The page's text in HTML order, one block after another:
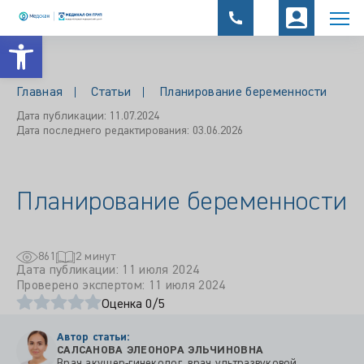
Открыть панель инструментов
Главная Статьи Планирование беременности
Дата публикации: 11.07.2024
Дата последнего редактирования: 03.06.2026
Планирование беременности
861 2 минут
Дата публикации: 11 июля 2024
Проверено экспертом: 11 июля 2024
Оценка 0/5
Автор статьи:
САЛСАНОВА ЭЛЕОНОРА ЭЛЬЧИНОВНА